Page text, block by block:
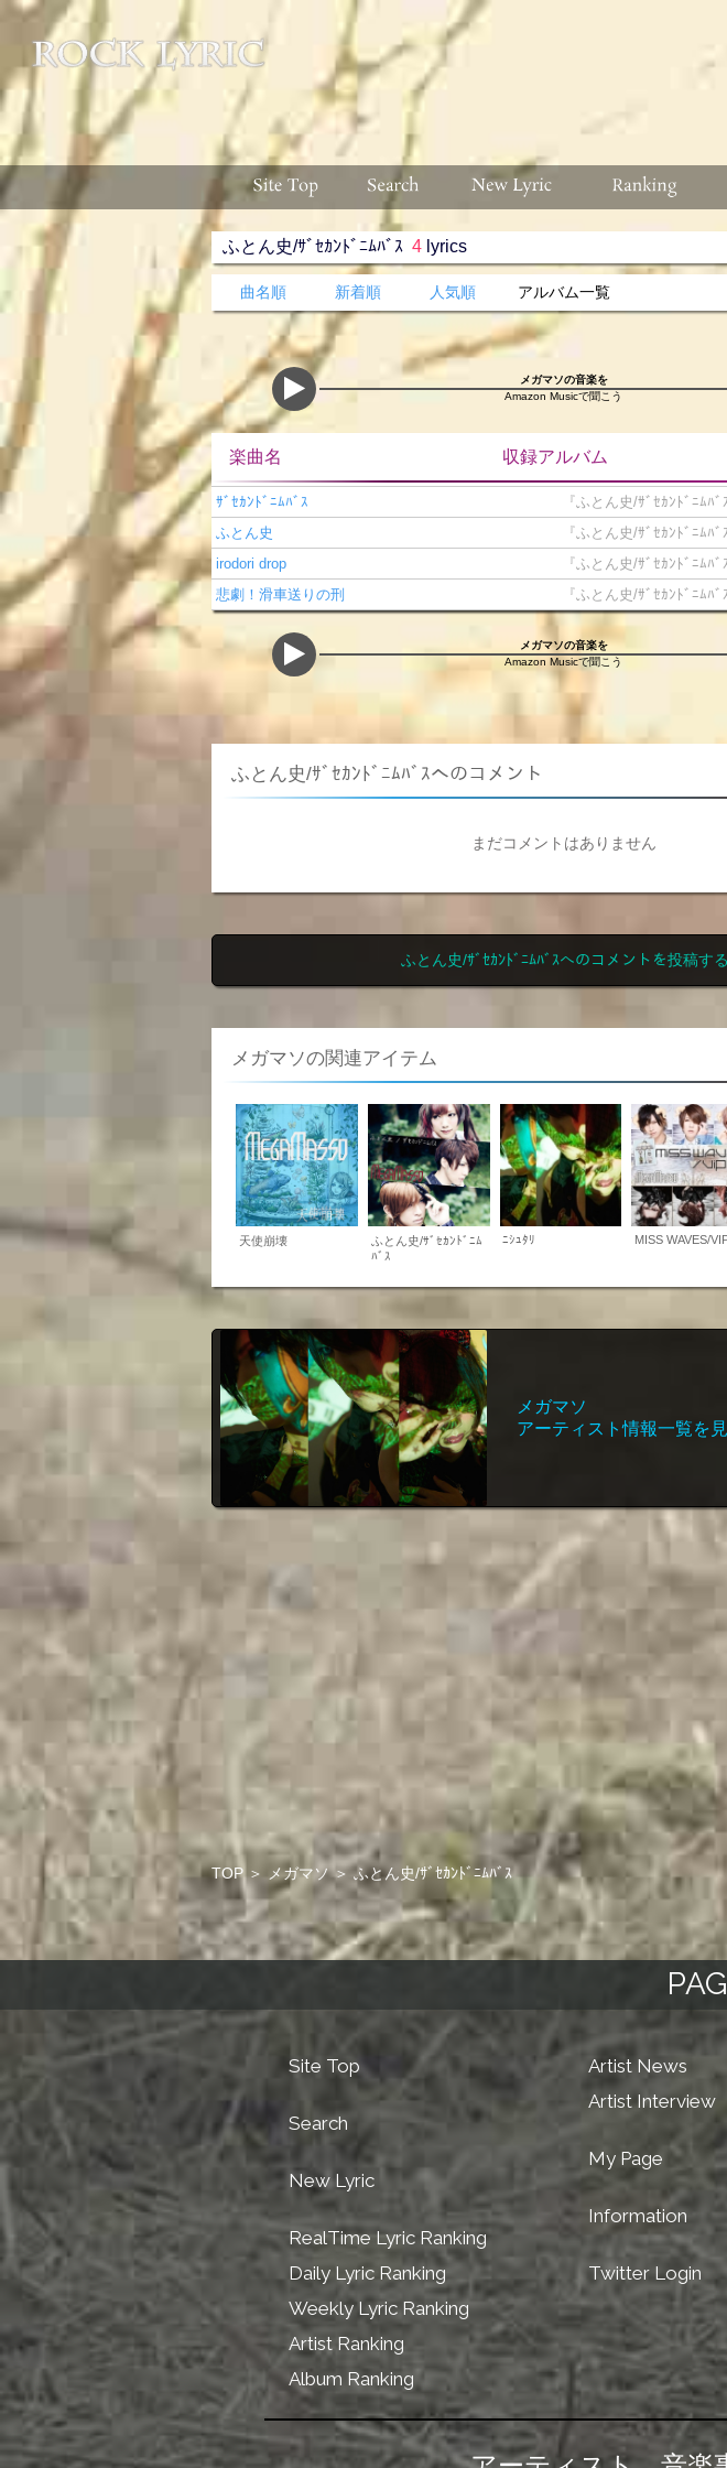
ふとん史/ｻﾞｾｶﾝﾄﾞﾆﾑﾊﾞｽ 4 lyrics
曲名順 新着順 人気順 アルバム一覧
メガマソの音楽を
Amazon Musicで聞こう
楽曲名 収録アルバム
ｻﾞｾｶﾝﾄﾞﾆﾑﾊﾞｽ
『ふとん史/ｻﾞｾｶﾝﾄﾞﾆﾑﾊﾞｽ
ふとん史
『ふとん史/ｻﾞｾｶﾝﾄﾞﾆﾑﾊﾞｽ
irodori drop
『ふとん史/ｻﾞｾｶﾝﾄﾞﾆﾑﾊﾞｽ
悲劇！滑車送りの刑
『ふとん史/ｻﾞｾｶﾝﾄﾞﾆﾑﾊﾞｽ
メガマソの音楽を
Amazon Musicで聞こう
ふとん史/ｻﾞｾｶﾝﾄﾞﾆﾑﾊﾞｽへのコメント
まだコメントはありません
ふとん史/ｻﾞｾｶﾝﾄﾞﾆﾑﾊﾞｽへのコメントを投稿する
メガマソの関連アイテム
天使崩壊
ふとん史/ｻﾞｾｶﾝﾄﾞﾆﾑ
ﾊﾞｽ
ﾆｼｭﾀﾘ MISS WAVES/
メガマソ
アーティスト情報一覧を
TOP ＞ メガマソ ＞ ふとん史/ｻﾞｾｶﾝﾄﾞﾆﾑﾊﾞｽ
Site Top
Search
New Lyric
RealTime Lyric Ranking
Daily Lyric Ranking
Weekly Lyric Ranking
Artist Ranking
Album Ranking
Artist News
Artist Interview
My Page
Information
Twitter Login